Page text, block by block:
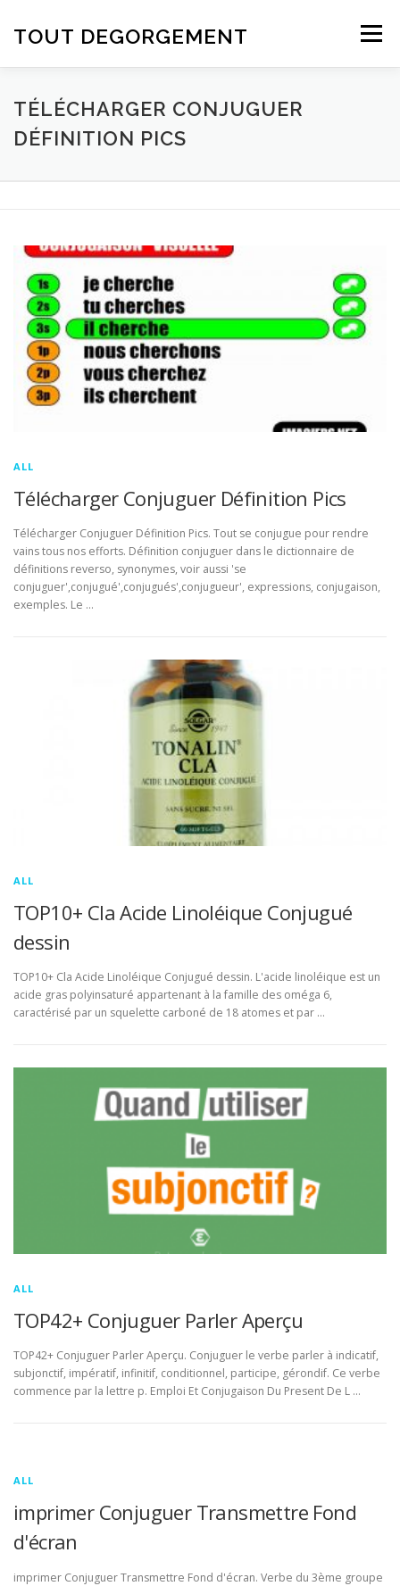
TOUT DEGORGEMENT Menu
TÉLÉCHARGER CONJUGUER
DÉFINITION PICS
ALL
Télécharger Conjuguer Définition Pics
Télécharger Conjuguer Définition Pics. Tout se conjugue pour rendre
vains tous nos efforts. Définition conjuguer dans le dictionnaire de
définitions reverso, synonymes, voir aussi 'se
conjuguer',conjugué',conjugués',conjugueur', expressions, conjugaison,
exemples. Le …
ALL
TOP10+ Cla Acide Linoléique Conjugué
dessin
TOP10+ Cla Acide Linoléique Conjugué dessin. L'acide linoléique est un
acide gras polyinsaturé appartenant à la famille des oméga 6,
caractérisé par un squelette carboné de 18 atomes et par …
ALL
TOP42+ Conjuguer Parler Aperçu
TOP42+ Conjuguer Parler Aperçu. Conjuguer le verbe parler à indicatif,
subjonctif, impératif, infinitif, conditionnel, participe, gérondif. Ce verbe
commence par la lettre p. Emploi Et Conjugaison Du Present De L …
ALL
imprimer Conjuguer Transmettre Fond
d'écran
imprimer Conjuguer Transmettre Fond d'écran. Verbe du 3ème groupe